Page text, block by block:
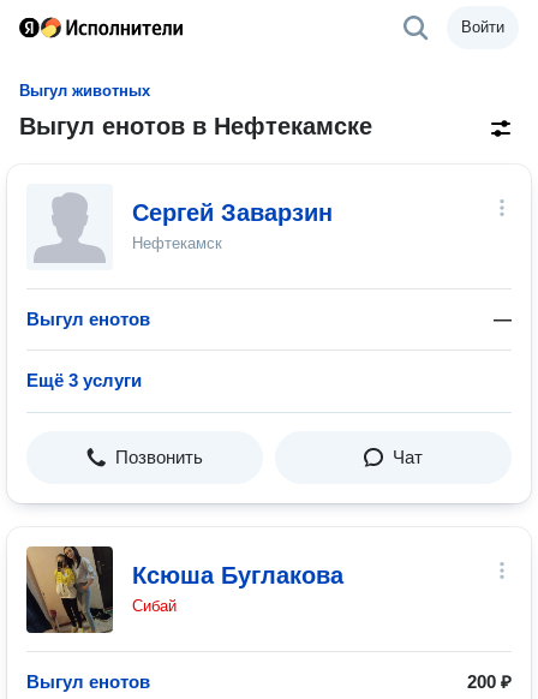
Войти
Выгул животных
Выгул енотов в Нефтекамске
Сергей Заварзин
Нефтекамск
Выгул енотов —
Ещё 3 услуги
Позвонить Чат
Ксюша Буглакова
Сибай
Выгул енотов 200 ₽